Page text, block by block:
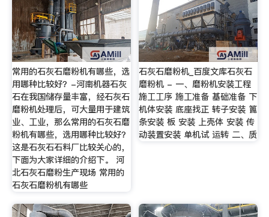
常用的石灰石磨粉机有哪些，选
用哪种比较好？-河南机器石灰
石在我国储存量丰富，经石灰石
磨粉机处理后，可大量用于建筑
业、工业，那么常用的石灰石磨
粉机有哪些，选用哪种比较好？
这是石灰石石料厂比较关心的，
下面为大家详细的介绍下。 河
北石灰石磨粉生产现场 常用的
石灰石磨粉机有哪些
石灰石磨粉机_百度文库石灰石
磨粉机 - 一、磨粉机安装工程
施工工序 施工准备 基础准备 下
机体安装 底座找正 转子安装 篦
条安装 板 安装 上壳体 安装 传
动装置安装 单机试 运转 二、质